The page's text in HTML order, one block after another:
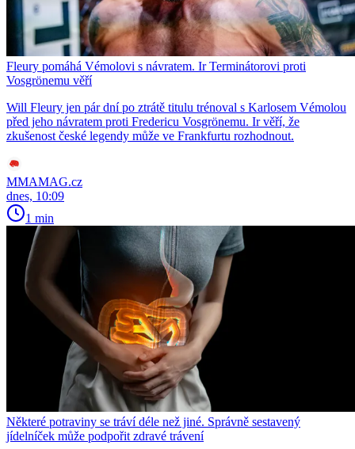
Fleury pomáhá Vémolovi s návratem. Ir Terminátorovi proti
Vosgrönemu věří
Will Fleury jen pár dní po ztrátě titulu trénoval s Karlosem Vémolou
před jeho návratem proti Fredericu Vosgrönemu. Ir věří, že
zkušenost české legendy může ve Frankfurtu rozhodnout.
MMAMAG.cz
dnes, 10:09
1 min
Některé potraviny se tráví déle než jiné. Správně sestavený
jídelníček může podpořit zdravé trávení